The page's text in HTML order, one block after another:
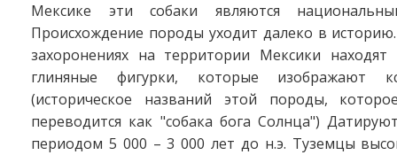
Мексике эти собаки являются
Происхождение породы уходит далеко в
захоронениях на территории Мексики
глиняные фигурки, которые изображают
(историческое названий этой породы,
переводится как "собака бога Солнца")
периодом 5 000 – 3 000 лет до н.э. Туземцы